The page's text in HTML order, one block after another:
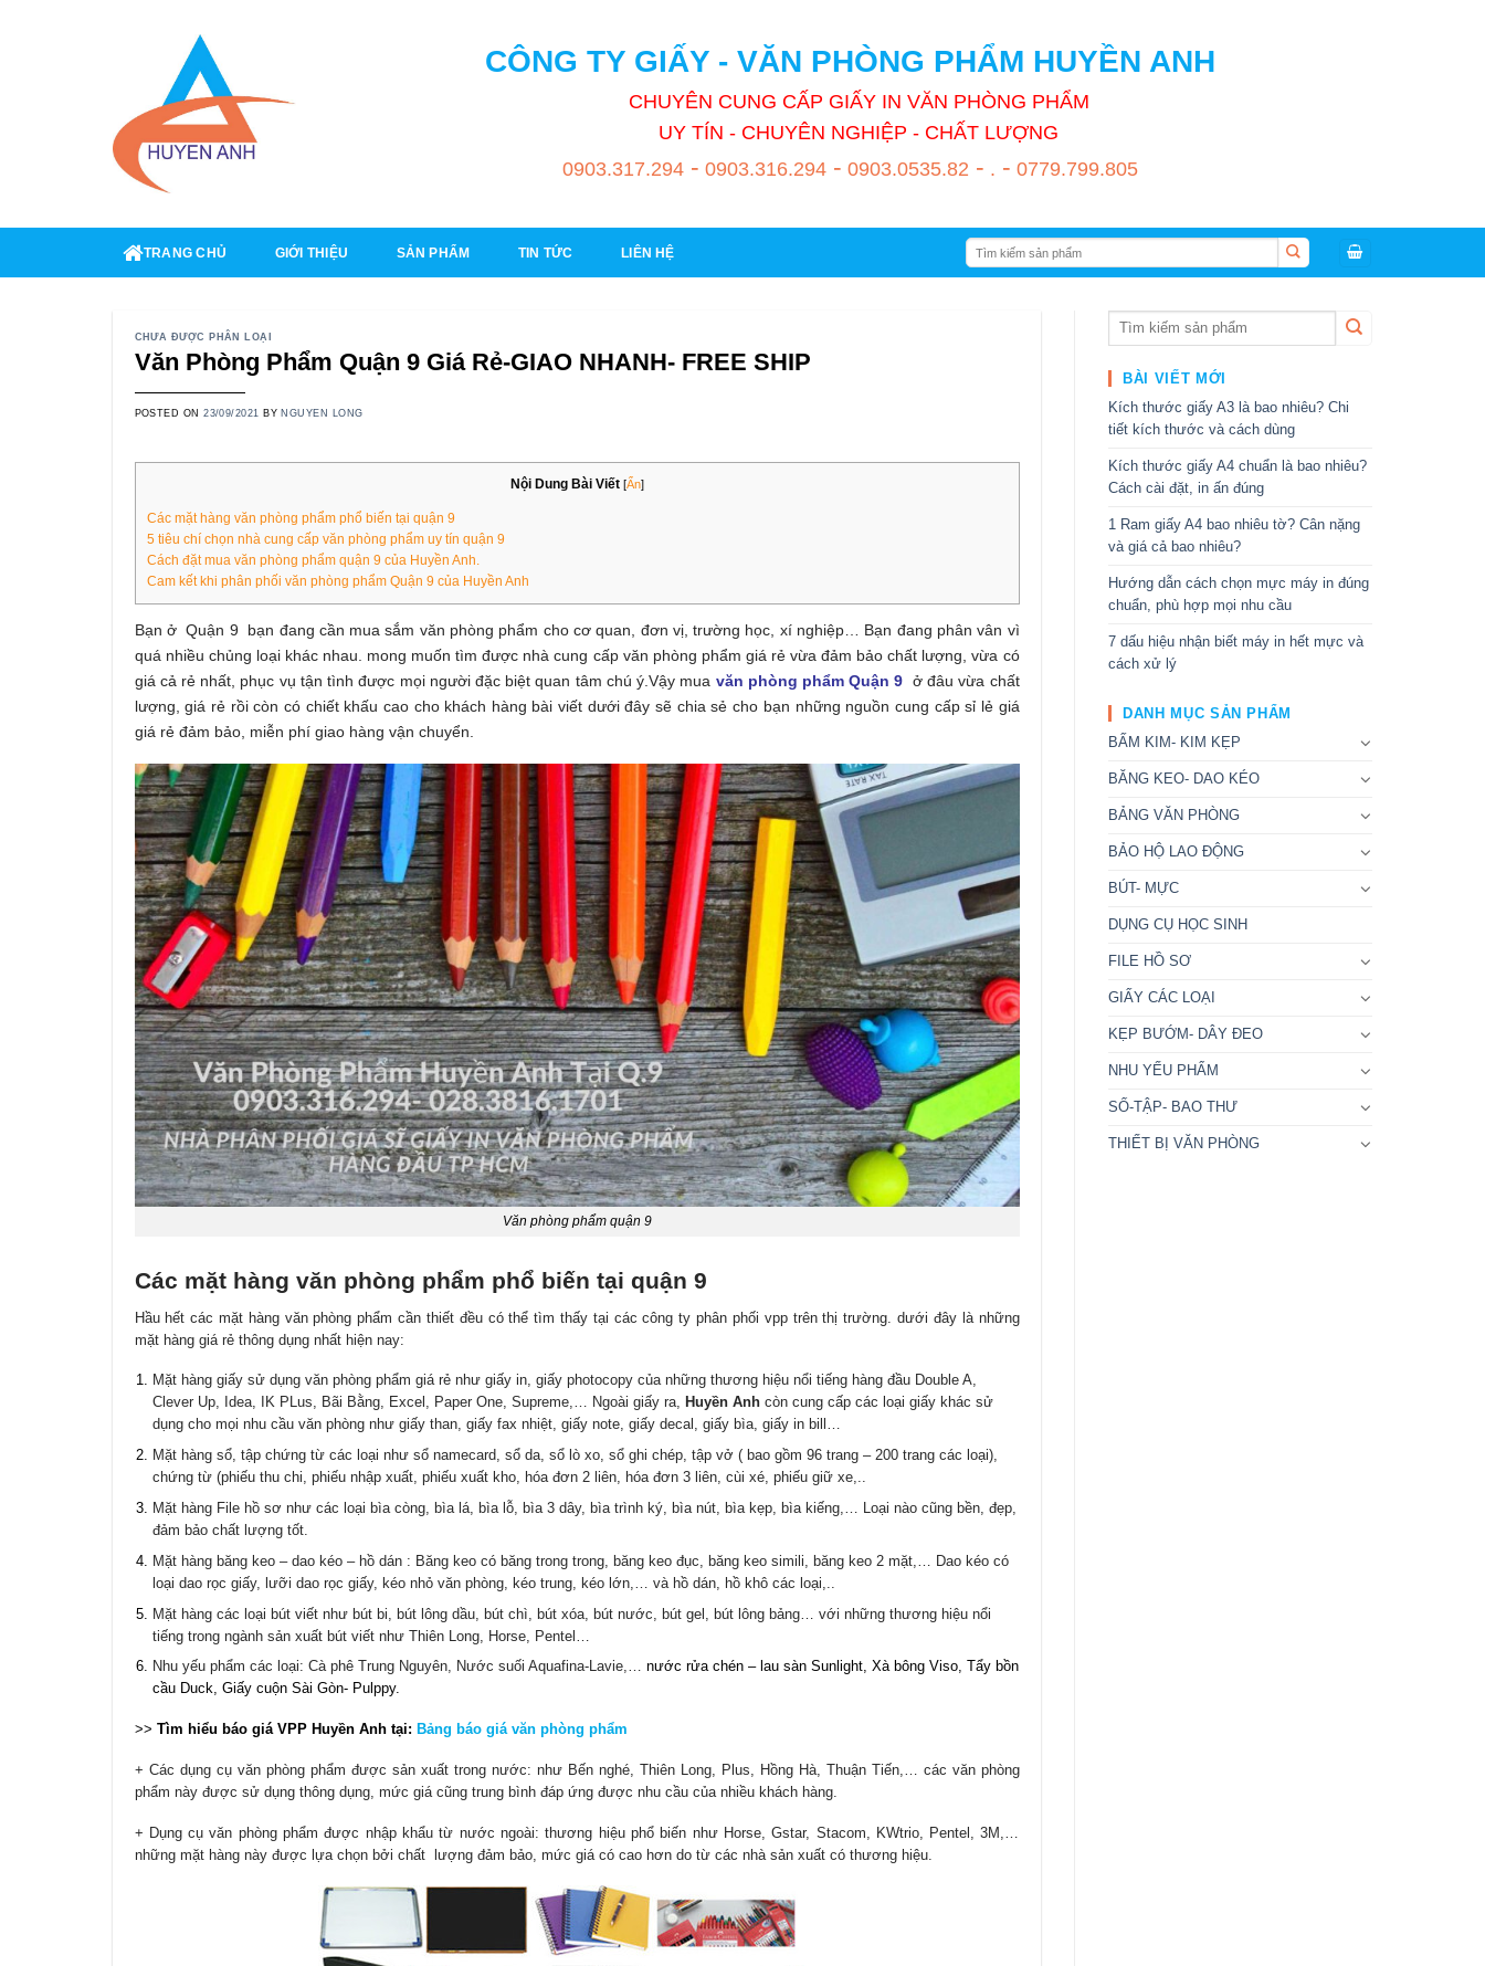
CÔNG TY GIẤY - VĂN PHÒNG PHẨM HUYỀN ANH
CHUYÊN CUNG CẤP GIẤY IN VĂN PHÒNG PHẨM
UY TÍN - CHUYÊN NGHIỆP - CHẤT LƯỢNG
0903.317.294 - 0903.316.294 - 0903.0535.82 - . - 0779.799.805
TRANG CHỦ GIỚI THIỆU SẢN PHẨM TIN TỨC LIÊN HỆ
Tìm
kiếm:
CHƯA ĐƯỢC PHÂN LOẠI
Văn Phòng Phẩm Quận 9 Giá Rẻ-GIAO NHANH- FREE SHIP
POSTED ON23/09/2021 BY NGUYEN LONG
Nội Dung Bài Viết [Ẩn]
Các mặt hàng văn phòng phẩm phổ biến tại quận 9
5 tiêu chí chọn nhà cung cấp văn phòng phẩm uy tín quận 9
Cách đặt mua văn phòng phẩm quận 9 của Huyền Anh.
Cam kết khi phân phối văn phòng phẩm Quận 9 của Huyền Anh
Bạn ở Quận 9
bạn đang cần mua sắm văn phòng phẩm cho cơ quan, đơn vị, trường học, xí nghiệp… Bạn đang phân vân vì
quá nhiều chủng loại khác nhau. mong muốn tìm được nhà cung cấp văn phòng phẩm giá rẻ vừa đảm bảo chất lượng, vừa có
giá cả rẻ nhất, phục vụ tận tình được mọi người đặc biệt quan tâm chú ý.Vậy mua văn phòng phẩm Quận 9 ở đâu vừa chất
lượng, giá rẻ rồi còn có chiết khấu cao cho khách hàng bài viết dưới đây sẽ chia sẻ cho bạn những nguồn cung cấp sỉ lẻ giá
giá rẻ đảm bảo, miễn phí giao hàng vận chuyển.
Văn phòng phẩm quận 9
Các mặt hàng văn phòng phẩm phổ biến tại quận 9
Hầu hết các mặt hàng văn phòng phẩm cần thiết đều có thể tìm thấy tại các công ty phân phối vpp trên thị trường. dưới đây là những
mặt hàng giá rẻ thông dụng nhất hiện nay:
Mặt hàng giấy sử dụng văn phòng phẩm giá rẻ như giấy in, giấy photocopy của những thương hiệu nổi tiếng hàng đầu Double A,
Clever Up, Idea, IK PLus, Bãi Bằng, Excel, Paper One, Supreme,… Ngoài giấy ra, Huyền Anh còn cung cấp các loại giấy khác sử
dụng cho mọi nhu cầu văn phòng như giấy than, giấy fax nhiệt, giấy note, giấy decal, giấy bìa, giấy in bill…
Mặt hàng sổ, tập chứng từ các loại như sổ namecard, sổ da, sổ lò xo, sổ ghi chép, tập vở ( bao gồm 96 trang – 200 trang các loại),
chứng từ (phiếu thu chi, phiếu nhập xuất, phiếu xuất kho, hóa đơn 2 liên, hóa đơn 3 liên, cùi xé, phiếu giữ xe,..
Mặt hàng File hồ sơ như các loại bìa còng, bìa lá, bìa lỗ, bìa 3 dây, bìa trình ký, bìa nút, bìa kẹp, bìa kiếng,… Loại nào cũng bền, đẹp,
đảm bảo chất lượng tốt.
Mặt hàng băng keo – dao kéo – hồ dán : Băng keo có băng trong trong, băng keo đục, băng keo simili, băng keo 2 mặt,… Dao kéo có
loại dao rọc giấy, lưỡi dao rọc giấy, kéo nhỏ văn phòng, kéo trung, kéo lớn,… và hồ dán, hồ khô các loại,..
Mặt hàng các loại bút viết như bút bi, bút lông dầu, bút chì, bút xóa, bút nước, bút gel, bút lông bảng… với những thương hiệu nổi
tiếng trong ngành sản xuất bút viết như Thiên Long, Horse, Pentel…
Nhu yếu phẩm các loại: Cà phê Trung Nguyên, Nước suối Aquafina-Lavie,… nước rửa chén – lau sàn Sunlight, Xà bông Viso, Tẩy bồn
cầu Duck, Giấy cuộn Sài Gòn- Pulppy.
>> Tìm hiểu báo giá VPP Huyền Anh tại: Bảng báo giá văn phòng phẩm
+ Các dụng cụ văn phòng phẩm được sản xuất trong nước: như Bến nghé, Thiên Long, Plus, Hồng Hà, Thuận Tiến,… các văn phòng
phẩm này được sử dụng thông dụng, mức giá cũng trung bình đáp ứng được nhu cầu của nhiều khách hàng.
+ Dụng cụ văn phòng phẩm được nhập khẩu từ nước ngoài: thương hiệu phổ biến như Horse, Gstar, Stacom, KWtrio, Pentel, 3M,…
những mặt hàng này được lựa chọn bởi chất lượng đảm bảo, mức giá có cao hơn do từ các nhà sản xuất có thương hiệu.
BÀI VIẾT MỚI
Kích thước giấy A3 là bao nhiêu? Chi
tiết kích thước và cách dùng
Kích thước giấy A4 chuẩn là bao nhiêu?
Cách cài đặt, in ấn đúng
1 Ram giấy A4 bao nhiêu tờ? Cân nặng
và giá cả bao nhiêu?
Hướng dẫn cách chọn mực máy in đúng
chuẩn, phù hợp mọi nhu cầu
7 dấu hiệu nhận biết máy in hết mực và
cách xử lý
DANH MỤC SẢN PHẨM
BẤM KIM- KIM KẸP
BĂNG KEO- DAO KÉO
BẢNG VĂN PHÒNG
BẢO HỘ LAO ĐỘNG
BÚT- MỰC
DỤNG CỤ HỌC SINH
FILE HỒ SƠ
GIẤY CÁC LOẠI
KẸP BƯỚM- DÂY ĐEO
NHU YẾU PHẨM
SỐ-TẬP- BAO THƯ
THIẾT BỊ VĂN PHÒNG